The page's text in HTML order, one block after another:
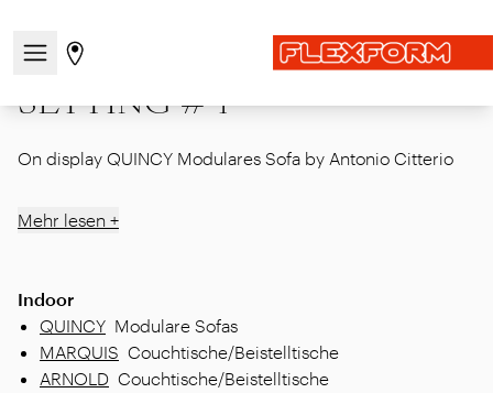
Navigationsmenü öffnen / schließen
Gehen Sie zur Store-Seite
SETTING # 1
SETTING # 1
On display QUINCY Modulares Sofa by Antonio Citterio
Mehr lesen +
Indoor
QUINCY Modulare Sofas
MARQUIS Couchtische/Beistelltische
ARNOLD Couchtische/Beistelltische